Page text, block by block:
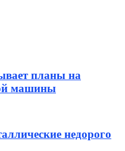
планы на
машины
недорого